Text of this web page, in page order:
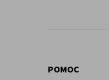
POMOC